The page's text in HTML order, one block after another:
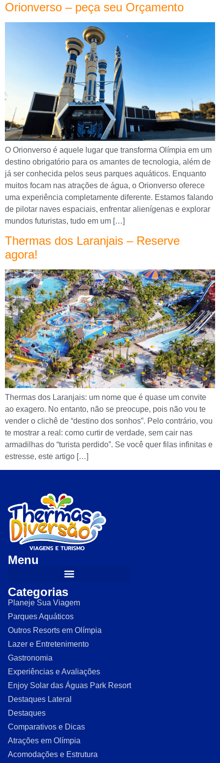
Orionverso – peça seu Orçamento
O Orionverso é aquele lugar que transforma Olímpia em um
destino obrigatório para os amantes de tecnologia, além de
já ser conhecida pelos seus parques aquáticos. Enquanto
muitos focam nas atrações de água, o Orionverso oferece
uma experiência completamente diferente. Estamos falando
de pilotar naves espaciais, enfrentar alienígenas e explorar
mundos futuristas, tudo em um […]
Thermas dos Laranjais – Reserve
agora!
Thermas dos Laranjais: um nome que é quase um convite
ao exagero. No entanto, não se preocupe, pois não vou te
vender o clichê de “destino dos sonhos”. Pelo contrário, vou
te mostrar a real: como curtir de verdade, sem cair nas
armadilhas do “turista perdido”. Se você quer filas infinitas e
estresse, este artigo […]
Menu
Categorias
Planeje Sua Viagem
Parques Aquáticos
Outros Resorts em Olímpia
Lazer e Entretenimento
Gastronomia
Experiências e Avaliações
Enjoy Solar das Águas Park Resort
Destaques Lateral
Destaques
Comparativos e Dicas
Atrações em Olímpia
Acomodações e Estrutura